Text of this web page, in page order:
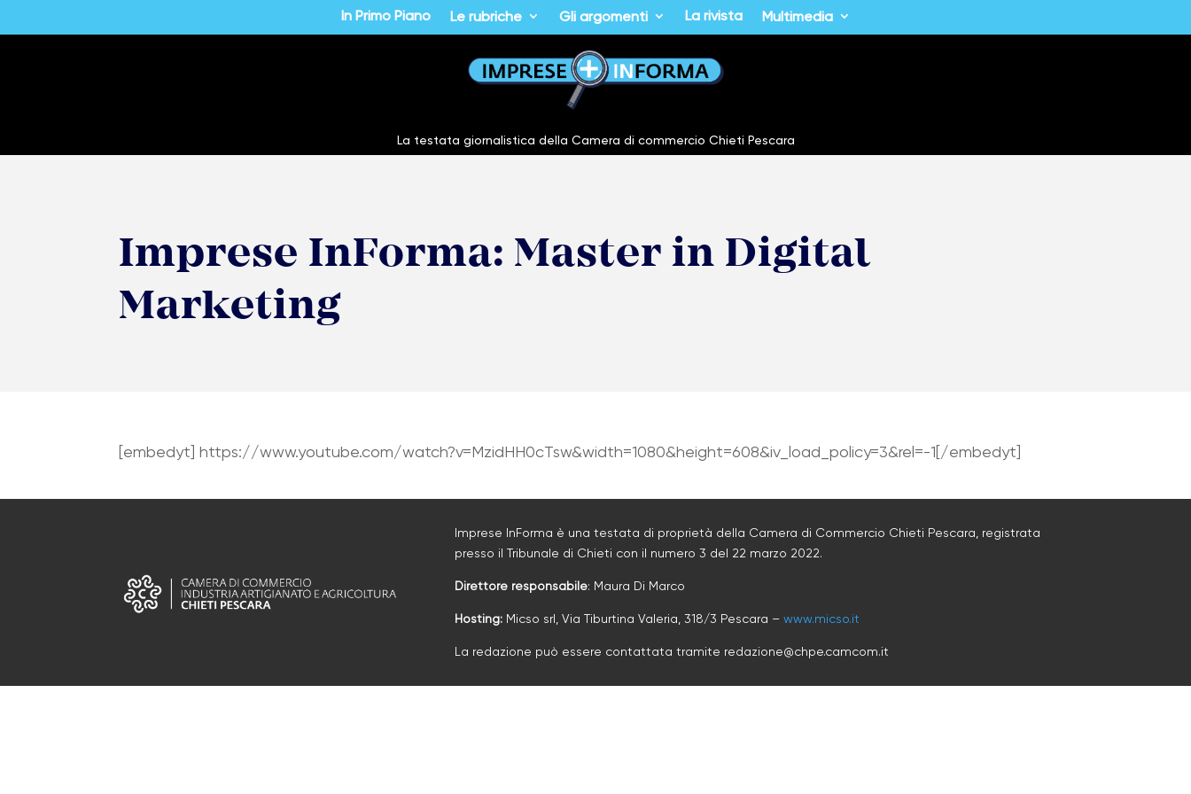
In Primo Piano Le rubriche Gli argomenti La rivista Multimedia
La testata giornalistica della Camera di commercio Chieti Pescara
Imprese InForma: Master in Digital
Marketing
[embedyt] https://www.youtube.com/watch?v=MzidHH0cTsw&width=1080&height=608&iv_load_policy=3&rel=-1[/embedyt]
Imprese InForma è una testata di proprietà della Camera di Commercio Chieti Pescara, registrata
presso il Tribunale di Chieti con il numero 3 del 22 marzo 2022.
Direttore responsabile: Maura Di Marco
Hosting:Micso srl, Via Tiburtina Valeria, 318/3 Pescara – www.micso.it
La redazione può essere contattata tramite redazione@chpe.camcom.it